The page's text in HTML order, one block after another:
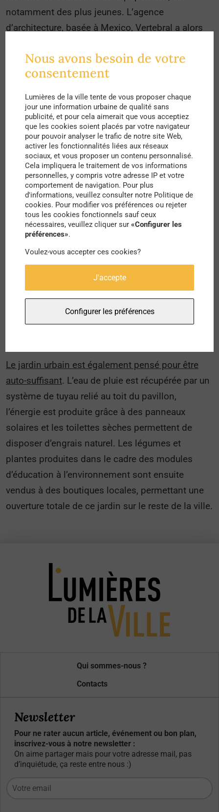
notamment des plus jeunes. L’agence
d’architecture, basée à Mexico, Vertebral a alors
recréer des liens sociaux tout en proposant une
éducation environnementale à la jeunesse de la
Le site se prête particulièrement bien au projet,
puisqu’il se trouve sur une colline dotée d’un sol
riche en minéraux, fournissant tous les
ingrédients nécessaires à un verger urbain. Le
jardin urbain peut alors produire des fleurs, des
plantes aromatiques et même des légumes.
En cohérence avec le projet et ses objectifs, le
pavillon au centre du jardin a été construit à partir
de matériaux recyclés de précédents chantiers.
Un autre aspect très intéressant est celui de
usages spontanés et non
prévus par les concepteurs. La modularité et la
flexibilité sont alors très importantes à l’intérieur
de ce pavillon qui peut ainsi changer de
Le jardin urbain est également pensé pour être
auto-suffisant. L’eau de pluie est récupérée par un
système de tuyau relié au toit du pavillon,
l’énergie est produite grâce à des panneaux
solaires et les toilettes sèches permettent de
disposer d’engrais naturel. Les légumes et
plantes produites dans le cadre des modules
d’éducation à l’environnement sont ensuite
vendus à des boutiques locales, permettant une
ouverture totale de ce jardin sur le reste de la ville.
Qui sommes-nous ?
Contacts
Newsletter
Pour ne rater aucun article, événement ou bon plan,
inscrivez-vous à notre newsletter :
On aime partager mais pour votre adresse mail, pas
d’inquiétude, ça reste entre nous :)
Nous avons besoin de votre
consentement
Lumières de la ville tente de vous proposer chaque
jour une information urbaine de qualité sans
publicité, et pour cela aimerait que vous acceptiez
que les cookies soient placés par votre navigateur
pour pouvoir analyser le trafic de notre site Web,
activer les fonctionnalités liées aux réseaux
sociaux, et vous proposer un contenu personnalisé.
Cela impliquera le traitement de vos informations
personnelles, y compris votre adresse IP et votre
comportement de navigation. Pour plus
d'informations, veuillez consulter notre Politique de
cookies. Pour modifier vos préférences ou rejeter
tous les cookies fonctionnels sauf ceux
nécessaires, veuillez cliquer sur«Configurer les
préférences».
Voulez-vous accepter ces cookies?
J'accepte
Configurer les préférences